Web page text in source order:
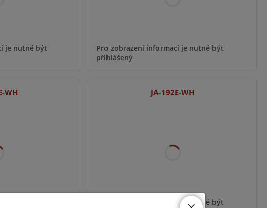
je nutné být
Pro zobrazení informací je nutné být
přihlášený
WH JA-192E-WH
Pro zobrazení informací je nutné být